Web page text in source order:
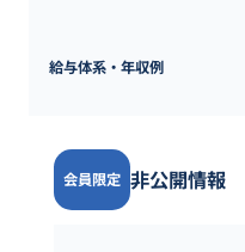
給与体系・年収例
会員限定 非公開情報